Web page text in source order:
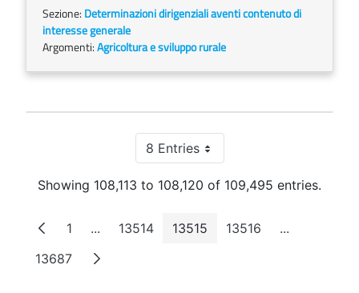
Sezione: Determinazioni dirigenziali aventi contenuto di
interesse generale
Argomenti:Agricoltura e sviluppo rurale
8 EntriesPer Page
Showing 108,113 to 108,120 of 109,495 entries.
Page
1 ...Intermediate Pages
Page
13514 Page
13515 Page
13516 ...
Page
13687